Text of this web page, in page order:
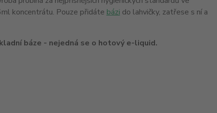
koncentrátu. Pouze přidáte bázi do lahvičky, zatřese s ní a
báze - nejedná se o hotový e-liquid.